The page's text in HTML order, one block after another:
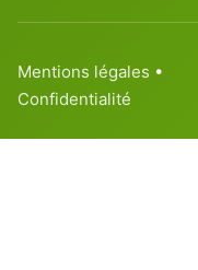
Mentions légales •
Confidentialité